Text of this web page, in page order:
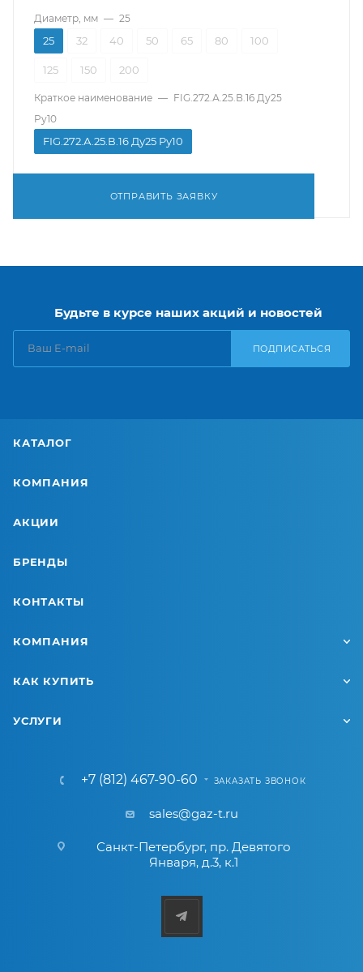
Диаметр, мм — 25
25 32 40 50 65 80 100
125 150 200
Краткое наименование — FIG.272.А.25.В.16 Ду25
Pу10
FIG.272.А.25.В.16 Ду25 Pу10
ОТПРАВИТЬ ЗАЯВКУ
Будьте в курсе наших акций и новостей
ПОДПИСАТЬСЯ
КАТАЛОГ
КОМПАНИЯ
АКЦИИ
БРЕНДЫ
КОНТАКТЫ
КОМПАНИЯ
КАК КУПИТЬ
УСЛУГИ
+7 (812) 467-90-60 ЗАКАЗАТЬ ЗВОНОК
sales@gaz-t.ru
Санкт-Петербург, пр. Девятого
Января, д.3, к.1